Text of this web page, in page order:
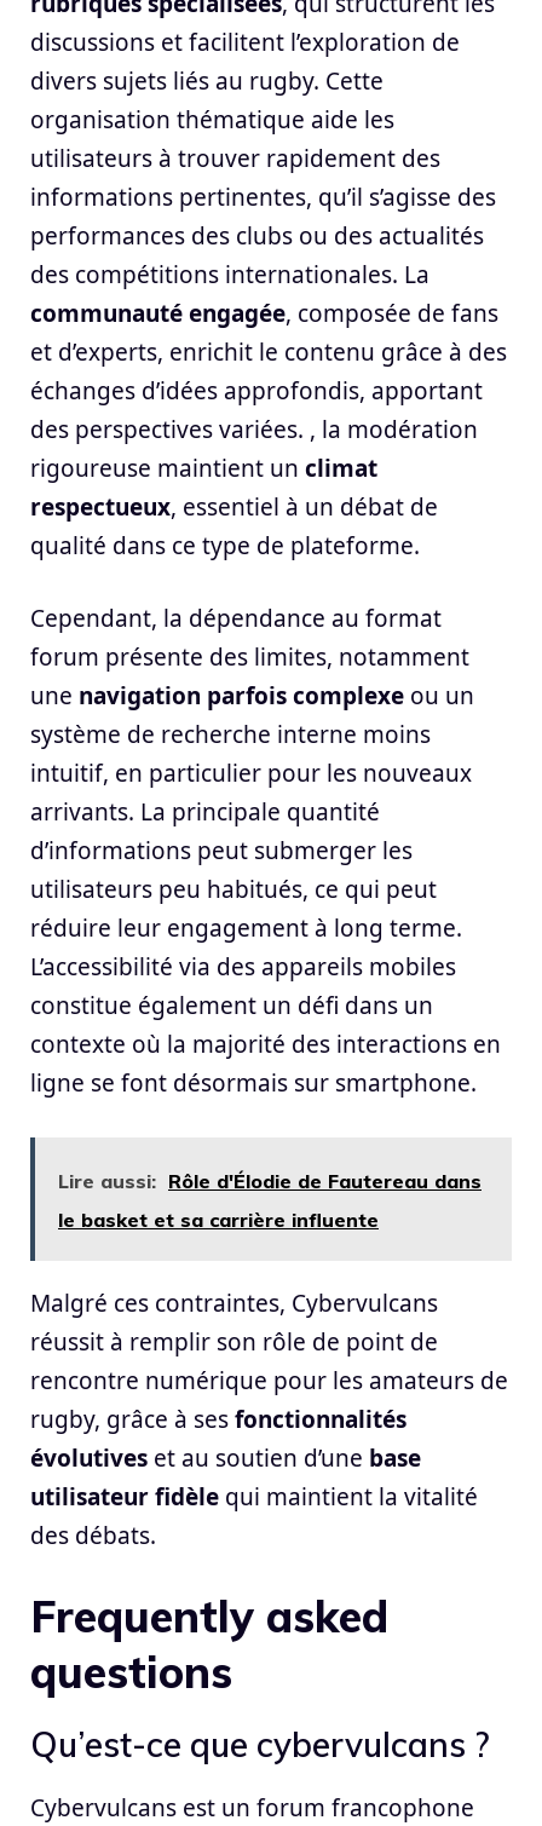
discussions et facilitent l’exploration de
divers sujets liés au rugby. Cette
organisation thématique aide les
utilisateurs à trouver rapidement des
informations pertinentes, qu’il s’agisse des
performances des clubs ou des actualités
des compétitions internationales. La
communauté engagée, composée de fans
et d’experts, enrichit le contenu grâce à des
échanges d’idées approfondis, apportant
des perspectives variées. , la modération
rigoureuse maintient un climat
respectueux, essentiel à un débat de
qualité dans ce type de plateforme.
Cependant, la dépendance au format
forum présente des limites, notamment
une navigation parfois complexe ou un
système de recherche interne moins
intuitif, en particulier pour les nouveaux
arrivants. La principale quantité
d’informations peut submerger les
utilisateurs peu habitués, ce qui peut
réduire leur engagement à long terme.
L’accessibilité via des appareils mobiles
constitue également un défi dans un
contexte où la majorité des interactions en
ligne se font désormais sur smartphone.
Lire aussi: Rôle d'Élodie de Fautereau dans
le basket et sa carrière influente
Malgré ces contraintes, Cybervulcans
réussit à remplir son rôle de point de
rencontre numérique pour les amateurs de
rugby, grâce à sesfonctionnalités
évolutives et au soutien d’une base
utilisateur fidèle qui maintient la vitalité
des débats.
Frequently asked
questions
Qu’est-ce que cybervulcans ?
Cybervulcans est un forum francophone